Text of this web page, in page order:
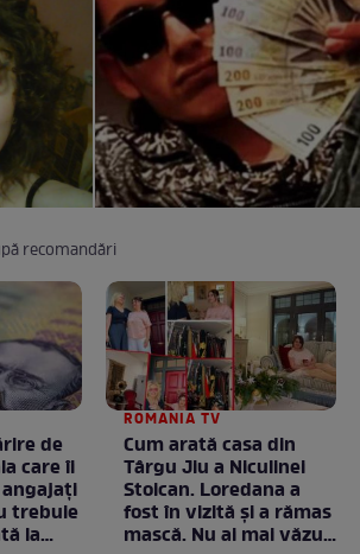
recomandări
de
care îi
trebuie
la
ROMANIA TV
Cum arată casa din
Târgu Jiu a Niculinei
Stoican. Loredana a
fost în vizită și a rămas
mască. Nu ai mai văzut